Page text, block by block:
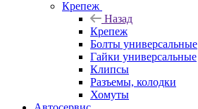
Крепеж
Назад
Крепеж
Болты универсальные
Гайки универсальные
Клипсы
Разъемы, колодки
Хомуты